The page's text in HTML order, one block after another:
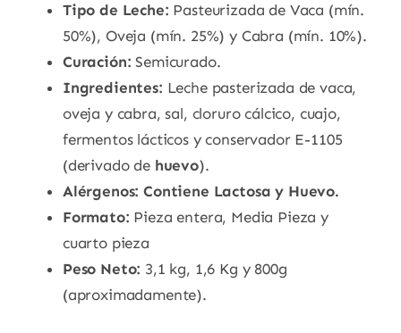
Tipo de Leche: Pasteurizada de Vaca (mín.
50%), Oveja (mín. 25%) y Cabra (mín. 10%).
Curación: Semicurado.
Ingredientes: Leche pasterizada de vaca,
oveja y cabra, sal, cloruro cálcico, cuajo,
fermentos lácticos y conservador E-1105
(derivado de huevo).
Alérgenos: Contiene Lactosa y Huevo.
Formato: Pieza entera, Media Pieza y
cuarto pieza
Peso Neto: 3,1 kg, 1,6 Kg y 800g
(aproximadamente).